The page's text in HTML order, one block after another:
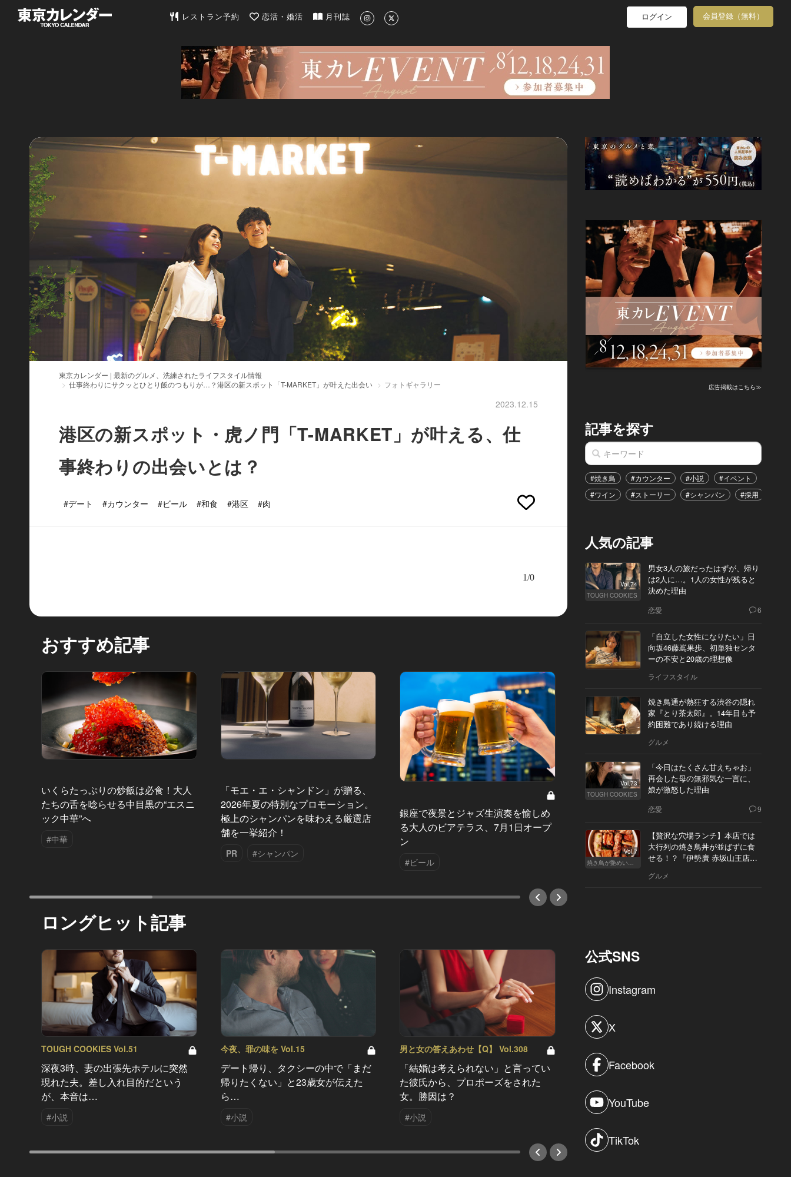
東京カレンダー | 最新のグルメ、洗練されたライフスタイル情報
レストラン予約 恋活・婚活 月刊誌 ログイン 会員登録（無料）
東京カレンダー | 最新のグルメ、洗練されたライフスタイル情報
仕事終わりにサクッとひとり飯のつもりが…？港区の新スポット「T-MARKET」が叶えた出会い
フォトギャラリー
2023.12.15
港区の新スポット・虎ノ門「T-MARKET」が叶える、仕
事終わりの出会いとは？
#デート #カウンター #ビール #和食 #港区 #肉
1/0
おすすめ記事
いくらたっぷりの炒飯は必食！大人
たちの舌を唸らせる中目黒の“エスニ
ック中華”へ
#中華
「モエ・エ・シャンドン」が贈る、
2026年夏の特別なプロモーション。
極上のシャンパンを味わえる厳選店
舗を一挙紹介！
PR #シャンパン
銀座で夜景とジャズ生演奏を愉しめ
る大人のビアテラス、7月1日オープ
ン
#ビール
今さら聞けないワインの基礎知識
ブランドを知ったかぶりしてるけ
さら聞けないシャンパンの基礎知識
#ワイン
しみじ
ロングヒット記事
TOUGH COOKIES Vol.51
深夜3時、妻の出張先ホテルに突然
現れた夫。差し入れ目的だという
が、本音は…
#小説
今夜、罪の味を Vol.15
デート帰り、タクシーの中で「まだ
帰りたくない」と23歳女が伝えた
ら…
#小説
男と女の答えあわせ【Q】 Vol.308
「結婚は考えられない」と言ってい
た彼氏から、プロポーズをされた
女。勝因は？
#小説
結婚願望ゼロだった27歳男性が、交
変わった“理由”とは
#小説
広告掲載はこちら≫
記事を探す
#焼き鳥 #カウンター #小説 #イベント
#ワイン
#ストーリー #シャンパン #採用
人気の記事
Vol.74
TOUGH COOKIES
男女3人の旅だったはずが、帰り
は2人に…。1人の女性が残ると
決めた理由
恋愛 6
「自立した女性になりたい」日
向坂46藤嶌果歩、初単独センタ
ーの不安と20歳の理想像
ライフスタイル
焼き鳥通が熱狂する渋谷の隠れ
家『とり茶太郎』。14年目も予
約困難であり続ける理由
グルメ
Vol.73
TOUGH COOKIES
「今日はたくさん甘えちゃお」
再会した母の無邪気な一言に、
娘が激怒した理由
恋愛 9
Vol.7
焼き鳥が艶めいてきた
【贅沢な穴場ランチ】本店では
大行列の焼き鳥丼が並ばずに食
せる！？『伊勢廣 赤坂山王店』
グルメ
公式SNS
Instagram
X
Facebook
YouTube
TikTok